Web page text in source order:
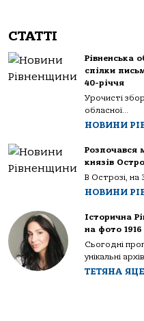
СТАТТІ
Рівненська
спілки
40-річчя
Урочисті
обласної...
НОВИНИ
Розпочався
князів
В Острозі, на
НОВИНИ
Історична
на фото
Сьогодні
унікальні
ТЕТЯНА